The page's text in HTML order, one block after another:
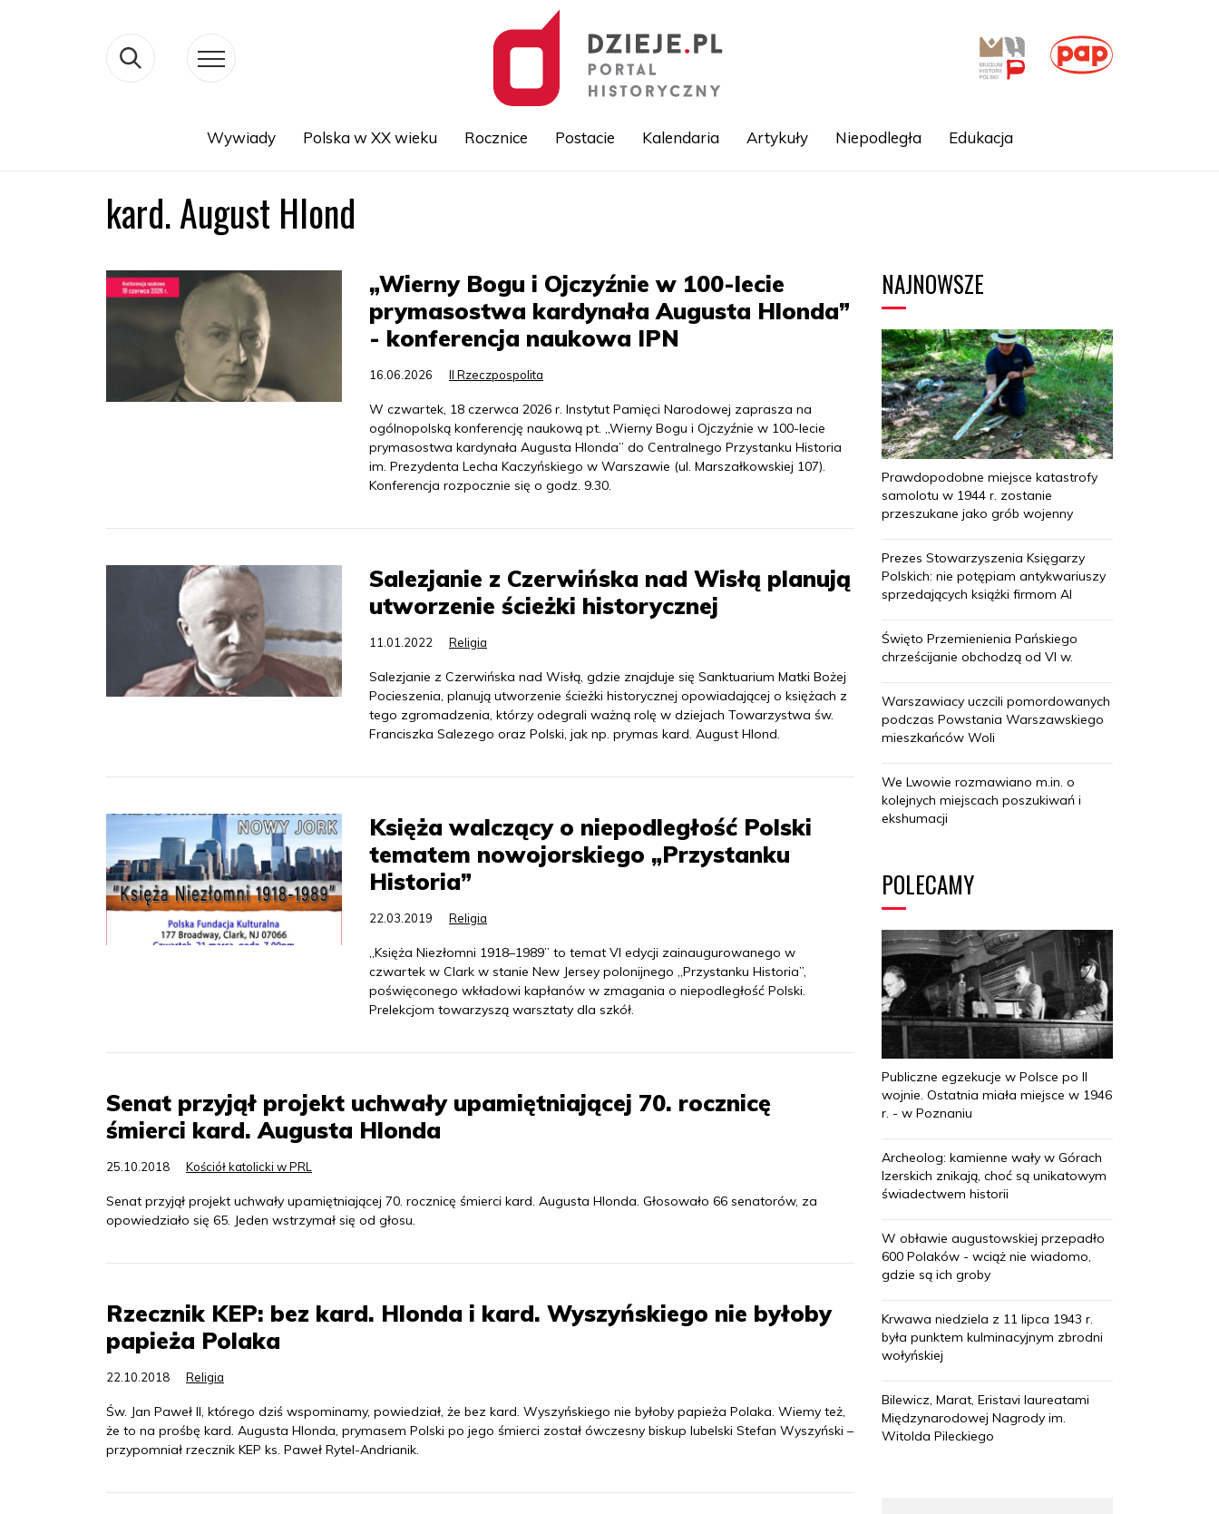
Wywiady Polska w XX wieku Rocznice Postacie Kalendaria Artykuły Niepodległa Edukacja
kard. August Hlond
„Wierny Bogu i Ojczyźnie w 100-lecie
prymasostwa kardynała Augusta Hlonda”
- konferencja naukowa IPN
16.06.2026 II Rzeczpospolita
W czwartek, 18 czerwca 2026 r. Instytut Pamięci Narodowej zaprasza na
ogólnopolską konferencję naukową pt. „Wierny Bogu i Ojczyźnie w 100-lecie
prymasostwa kardynała Augusta Hlonda” do Centralnego Przystanku Historia
im. Prezydenta Lecha Kaczyńskiego w Warszawie (ul. Marszałkowskiej 107).
Konferencja rozpocznie się o godz. 9.30.
Salezjanie z Czerwińska nad Wisłą planują
utworzenie ścieżki historycznej
11.01.2022 Religia
Salezjanie z Czerwińska nad Wisłą, gdzie znajduje się Sanktuarium Matki Bożej
Pocieszenia, planują utworzenie ścieżki historycznej opowiadającej o księżach z
tego zgromadzenia, którzy odegrali ważną rolę w dziejach Towarzystwa św.
Franciszka Salezego oraz Polski, jak np. prymas kard. August Hlond.
Księża walczący o niepodległość Polski
tematem nowojorskiego „Przystanku
Historia”
22.03.2019 Religia
„Księża Niezłomni 1918–1989” to temat VI edycji zainaugurowanego w
czwartek w Clark w stanie New Jersey polonijnego „Przystanku Historia”,
poświęconego wkładowi kapłanów w zmagania o niepodległość Polski.
Prelekcjom towarzyszą warsztaty dla szkół.
Senat przyjął projekt uchwały upamiętniającej 70. rocznicę
śmierci kard. Augusta Hlonda
25.10.2018 Kościół katolicki w PRL
Senat przyjął projekt uchwały upamiętniającej 70. rocznicę śmierci kard. Augusta Hlonda. Głosowało 66 senatorów, za
opowiedziało się 65. Jeden wstrzymał się od głosu.
Rzecznik KEP: bez kard. Hlonda i kard. Wyszyńskiego nie byłoby
papieża Polaka
22.10.2018 Religia
Św. Jan Paweł II, którego dziś wspominamy, powiedział, że bez kard. Wyszyńskiego nie byłoby papieża Polaka. Wiemy też,
że to na prośbę kard. Augusta Hlonda, prymasem Polski po jego śmierci został ówczesny biskup lubelski Stefan Wyszyński –
przypomniał rzecznik KEP ks. Paweł Rytel-Andrianik.
NAJNOWSZE
Prawdopodobne miejsce katastrofy
samolotu w 1944 r. zostanie
przeszukane jako grób wojenny
Prezes Stowarzyszenia Księgarzy
Polskich: nie potępiam antykwariuszy
sprzedających książki firmom AI
Święto Przemienienia Pańskiego
chrześcijanie obchodzą od VI w.
Warszawiacy uczcili pomordowanych
podczas Powstania Warszawskiego
mieszkańców Woli
We Lwowie rozmawiano m.in. o
kolejnych miejscach poszukiwań i
ekshumacji
POLECAMY
Publiczne egzekucje w Polsce po II
wojnie. Ostatnia miała miejsce w 1946
r. - w Poznaniu
Archeolog: kamienne wały w Górach
Izerskich znikają, choć są unikatowym
świadectwem historii
W obławie augustowskiej przepadło
600 Polaków - wciąż nie wiadomo,
gdzie są ich groby
Krwawa niedziela z 11 lipca 1943 r.
była punktem kulminacyjnym zbrodni
wołyńskiej
Bilewicz, Marat, Eristavi laureatami
Międzynarodowej Nagrody im.
Witolda Pileckiego